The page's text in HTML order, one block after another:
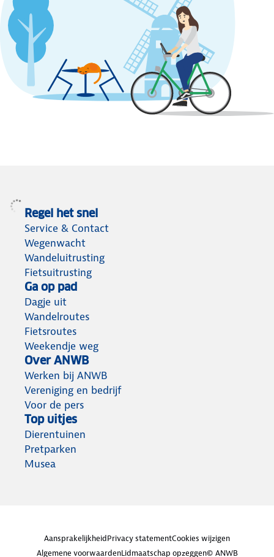
Regel het snel
Service & Contact
Wegenwacht
Wandeluitrusting
Fietsuitrusting
Ga op pad
Dagje uit
Wandelroutes
Fietsroutes
Weekendje weg
Over ANWB
Werken bij ANWB
Vereniging en bedrijf
Voor de pers
Top uitjes
Dierentuinen
Pretparken
Musea
AansprakelijkheidPrivacy statementCookies wijzigen
Algemene voorwaardenLidmaatschap opzeggen© ANWB